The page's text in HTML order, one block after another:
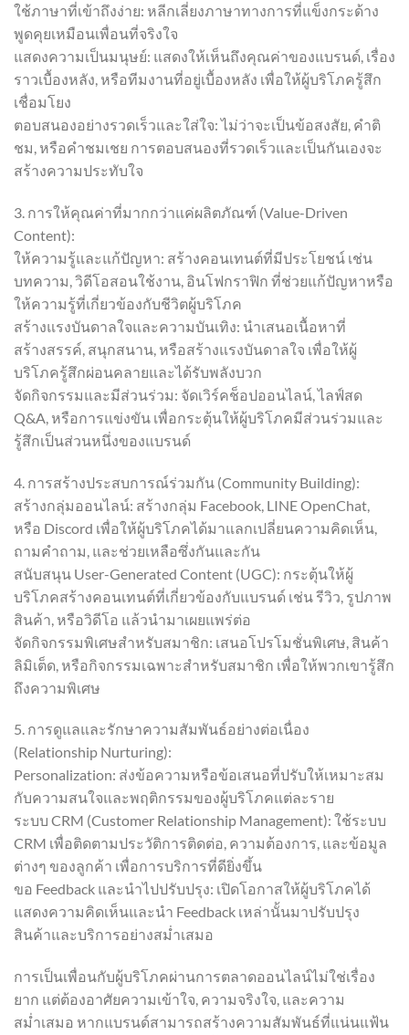
ใช้ภาษาที่เข้าถึงง่าย: หลีกเลี่ยงภาษาทางการที่แข็งกระด้าง
พูดคุยเหมือนเพื่อนที่จริงใจ
แสดงความเป็นมนุษย์: แสดงให้เห็นถึงคุณค่าของแบรนด์, เรื่อง
ราวเบื้องหลัง, หรือทีมงานที่อยู่เบื้องหลัง เพื่อให้ผู้บริโภครู้สึก
เชื่อมโยง
ตอบสนองอย่างรวดเร็วและใส่ใจ: ไม่ว่าจะเป็นข้อสงสัย, คำติ
ชม, หรือคำชมเชย การตอบสนองที่รวดเร็วและเป็นกันเองจะ
สร้างความประทับใจ
3. การให้คุณค่าที่มากกว่าแค่ผลิตภัณฑ์ (Value-Driven
Content):
ให้ความรู้และแก้ปัญหา: สร้างคอนเทนต์ที่มีประโยชน์ เช่น
บทความ, วิดีโอสอนใช้งาน, อินโฟกราฟิก ที่ช่วยแก้ปัญหาหรือ
ให้ความรู้ที่เกี่ยวข้องกับชีวิตผู้บริโภค
สร้างแรงบันดาลใจและความบันเทิง: นำเสนอเนื้อหาที่
สร้างสรรค์, สนุกสนาน, หรือสร้างแรงบันดาลใจ เพื่อให้ผู้
บริโภครู้สึกผ่อนคลายและได้รับพลังบวก
จัดกิจกรรมและมีส่วนร่วม: จัดเวิร์คช็อปออนไลน์, ไลฟ์สด
Q&A, หรือการแข่งขัน เพื่อกระตุ้นให้ผู้บริโภคมีส่วนร่วมและ
รู้สึกเป็นส่วนหนึ่งของแบรนด์
4. การสร้างประสบการณ์ร่วมกัน (Community Building):
สร้างกลุ่มออนไลน์: สร้างกลุ่ม Facebook, LINE OpenChat,
หรือ Discord เพื่อให้ผู้บริโภคได้มาแลกเปลี่ยนความคิดเห็น,
ถามคำถาม, และช่วยเหลือซึ่งกันและกัน
สนับสนุน User-Generated Content (UGC): กระตุ้นให้ผู้
บริโภคสร้างคอนเทนต์ที่เกี่ยวข้องกับแบรนด์ เช่น รีวิว, รูปภาพ
สินค้า, หรือวิดีโอ แล้วนำมาเผยแพร่ต่อ
จัดกิจกรรมพิเศษสำหรับสมาชิก: เสนอโปรโมชั่นพิเศษ, สินค้า
ลิมิเต็ด, หรือกิจกรรมเฉพาะสำหรับสมาชิก เพื่อให้พวกเขารู้สึก
ถึงความพิเศษ
5. การดูแลและรักษาความสัมพันธ์อย่างต่อเนื่อง
(Relationship Nurturing):
Personalization: ส่งข้อความหรือข้อเสนอที่ปรับให้เหมาะสม
กับความสนใจและพฤติกรรมของผู้บริโภคแต่ละราย
ระบบ CRM (Customer Relationship Management): ใช้ระบบ
CRM เพื่อติดตามประวัติการติดต่อ, ความต้องการ, และข้อมูล
ต่างๆ ของลูกค้า เพื่อการบริการที่ดียิ่งขึ้น
ขอ Feedback และนำไปปรับปรุง: เปิดโอกาสให้ผู้บริโภคได้
แสดงความคิดเห็นและนำ Feedback เหล่านั้นมาปรับปรุง
สินค้าและบริการอย่างสม่ำเสมอ
การเป็นเพื่อนกับผู้บริโภคผ่านการตลาดออนไลน์ไม่ใช่เรื่อง
ยาก แต่ต้องอาศัยความเข้าใจ, ความจริงใจ, และความ
สม่ำเสมอ หากแบรนด์สามารถสร้างความสัมพันธ์ที่แน่นแฟ้น